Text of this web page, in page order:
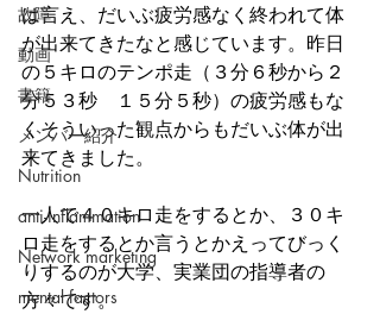
故障
動画
書籍
メンバー紹介
Nutrition
anti-inflammation
Network marketing
mental factors
は言え、だいぶ疲労感なく終われて体
が出来てきたなと感じています。昨日
の５キロのテンポ走（３分６秒から２
分５３秒　１５分５秒）の疲労感もな
くそういった観点からもだいぶ体が出
来てきました。
一人で４０キロ走をするとか、３０キ
ロ走をするとか言うとかえってびっく
りするのが大学、実業団の指導者の
方々です。